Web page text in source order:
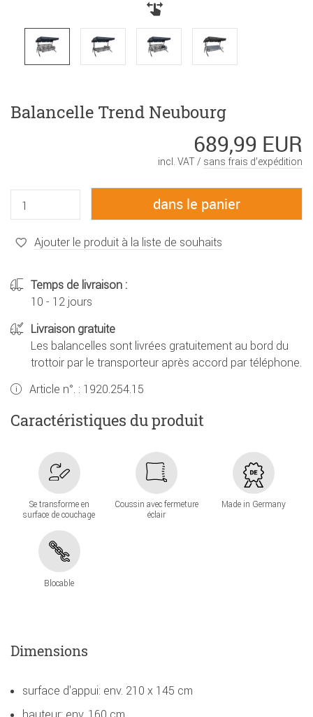
Balancelle Trend Neubourg
689,99 EUR
incl. VAT / sans frais d’expédition
Ajouter le produit à la liste de souhaits
Temps de livraison :
10 - 12 jours
Livraison gratuite
Les balancelles sont livrées gratuitement au bord du
trottoir par le transporteur après accord par téléphone.
Article n°. : 1920.254.15
Caractéristiques du produit
Se transforme en
surface de couchage
Coussin avec fermeture
éclair
Made in Germany
Blocable
Dimensions
surface d'appui: env. 210 x 145 cm
hauteur: env. 160 cm